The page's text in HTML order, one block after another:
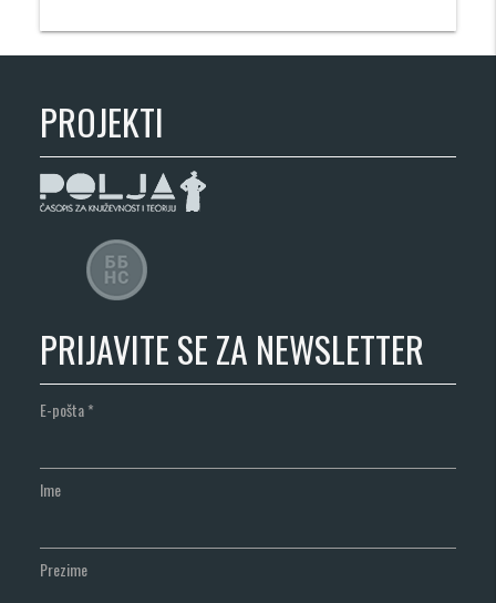
PROJEKTI
PRIJAVITE SE ZA NEWSLETTER
E-pošta*
Ime
Prezime